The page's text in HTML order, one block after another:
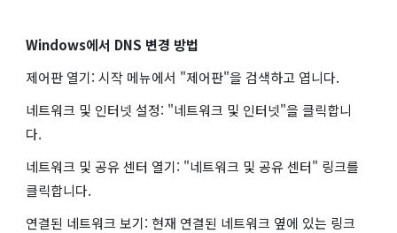
Windows에서 DNS 변경 방법
제어판 열기: 시작 메뉴에서 "제어판"을 검색하고 엽니다.
네트워크 및 인터넷 설정: "네트워크 및 인터넷"을 클릭합니
다.
네트워크 및 공유 센터 열기: "네트워크 및 공유 센터" 링크를
클릭합니다.
연결된 네트워크 보기: 현재 연결된 네트워크 옆에 있는 링크